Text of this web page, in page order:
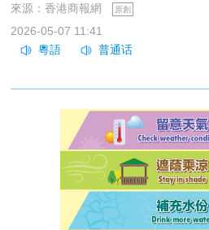
來源：香港商報網 原創
2026-05-07 11:41